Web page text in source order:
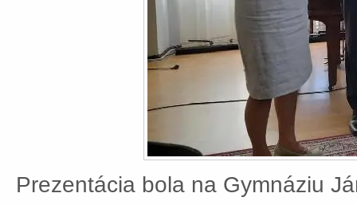
Prezentácia bola na Gymnáziu